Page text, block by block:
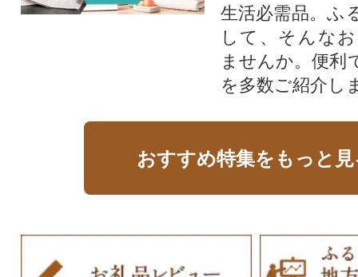
生活必需品。ふ
して、そんな
ませんか。便利
を多数ご紹介し
おすすめ特集をもっと